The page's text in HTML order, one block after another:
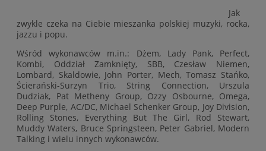
Jak
zwykle czeka na Ciebie mieszanka polskiej muzyki, rocka,
jazzu i popu.
Wśród wykonawców m.in.: Dżem, Lady Pank, Perfect,
Kombi, Oddział Zamknięty, SBB, Czesław Niemen,
Lombard, Skaldowie, John Porter, Mech, Tomasz Stańko,
Ścierański-Surzyn Trio, String Connection, Urszula
Dudziak, Pat Metheny Group, Ozzy Osbourne, Omega,
Deep Purple, AC/DC, Michael Schenker Group, Joy Division,
Rolling Stones, Everything But The Girl, Rod Stewart,
Muddy Waters, Bruce Springsteen, Peter Gabriel, Modern
Talking i wielu innych wykonawców.